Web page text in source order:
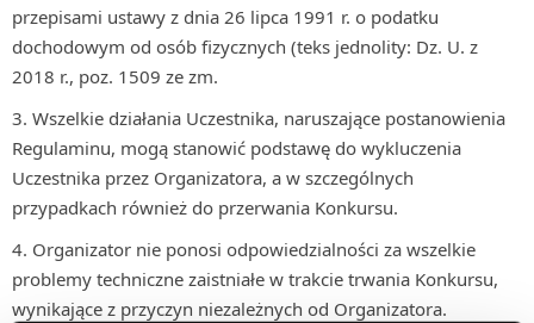
przepisami ustawy z dnia 26 lipca 1991 r. o podatku
dochodowym od osób fizycznych (teks jednolity: Dz. U. z
2018 r., poz. 1509 ze zm.
Wszelkie działania Uczestnika, naruszające postanowienia
Regulaminu, mogą stanowić podstawę do wykluczenia
Uczestnika przez Organizatora, a w szczególnych
przypadkach również do przerwania Konkursu.
Organizator nie ponosi odpowiedzialności za wszelkie
problemy techniczne zaistniałe w trakcie trwania Konkursu,
wynikające z przyczyn niezależnych od Organizatora.